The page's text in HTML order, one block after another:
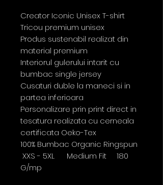
Creator Iconic Unisex T-shirt
Tricou premium unisex
Produs sustenabil realizat din
material premium
Interiorul gulerului intarit cu
bumbac single jersey
Cusaturi duble la maneci si in
partea inferioara
Personalizare prin print direct in
tesatura realizata cu cerneala
certificata Oeko-Tex
100% Bumbac Organic Ringspun
XXS - 5XL Medium Fit 180
G/mp